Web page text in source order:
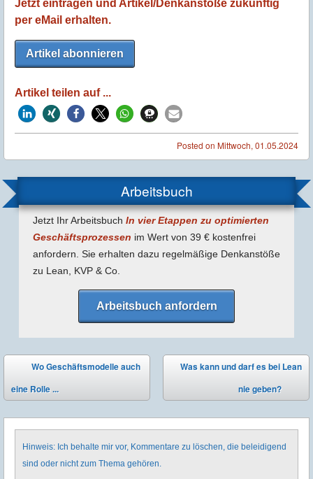
Jetzt eintragen und Artikel/Denkanstöße zukünftig
per eMail erhalten.
Artikel abonnieren
Artikel teilen auf ...
Posted on Mittwoch, 01.05.2024
Arbeitsbuch
Jetzt Ihr Arbeitsbuch In vier Etappen zu optimierten
Geschäfts­prozessen im Wert von 39 € kostenfrei
anfordern. Sie erhalten dazu regel­mäßige Denk­anstöße
zu Lean, KVP & Co.
Arbeitsbuch anfordern
Post navigation
⬅
Wo Geschäftsmodelle auch
eine Rolle ...
Was kann und darf es bei Lean
nie geben?
Hinweis: Ich behalte mir vor, Kommentare zu löschen, die beleidigend
sind oder nicht zum Thema gehören.